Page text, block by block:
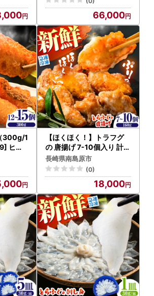
66,000
300g/1
ヒラ
【ほくほく！】トラフグ
の 唐揚げ 7-10個入り 計1
60g / 唐揚げ フグ ふぐ 河
豚 フライ わさび セット お
つまみ / 南島原市 / 株式会
社 FUKUNOTANE[SFJ02
8]
長崎県南島原市
(0)
18,000